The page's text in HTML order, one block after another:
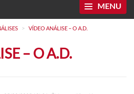
MENU
> VÍDEO ANÁLISE – O A.D.
– O A.D.